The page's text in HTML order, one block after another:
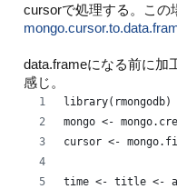
cursorで処理する。この
data.frameになる前に加
感じ。
library(rmongodb)
mongo <-
cursor <-
time <- title <-